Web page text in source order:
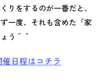
りをするのが一番だと、
一度、それも含めた「家
う＾＾
日程はコチラ